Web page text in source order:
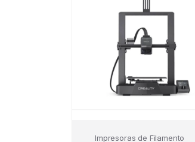
Impresoras de Filamento